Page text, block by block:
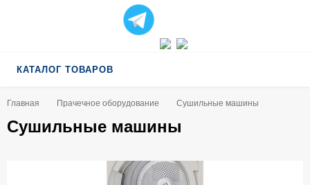
КАТАЛОГ ТОВАРОВ
Главная Прачечное оборудование Сушильные машины
Сушильные машины